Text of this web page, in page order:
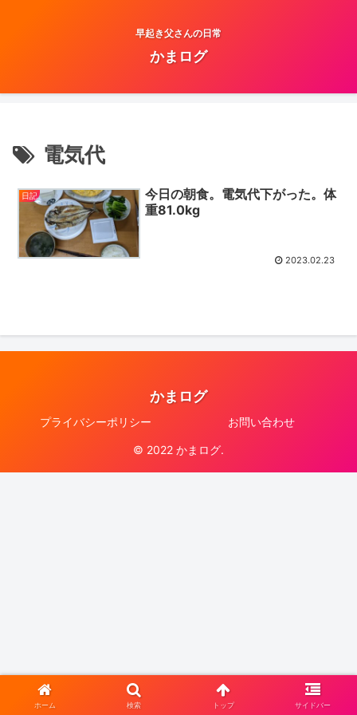
早起き父さんの日常
かまログ
電気代
日記
今日の朝食。電気代下がった。体
重81.0kg
2023.02.23
かまログ
プライバシーポリシー お問い合わせ
© 2022 かまログ.
ホーム 検索 トップ サイドバー